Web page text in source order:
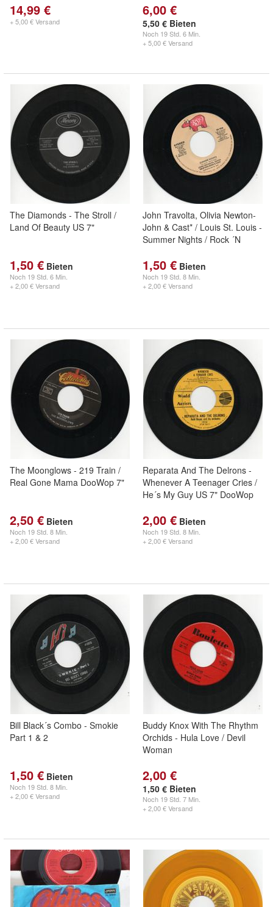
14,99 €
+ 5,00 € Versand
6,00 €
5,50 € Bieten
Noch 19 Std. 6 Min.
+ 5,00 € Versand
The Diamonds - The Stroll /
Land Of Beauty US 7"
1,50 € Bieten
Noch 19 Std. 6 Min.
+ 2,00 € Versand
John Travolta, Olivia Newton-
John & Cast* / Louis St. Louis -
Summer Nights / Rock ´N
1,50 € Bieten
Noch 19 Std. 8 Min.
+ 2,00 € Versand
The Moonglows - 219 Train /
Real Gone Mama DooWop 7"
2,50 € Bieten
Noch 19 Std. 8 Min.
+ 2,00 € Versand
Reparata And The Delrons -
Whenever A Teenager Cries /
He´s My Guy US 7" DooWop
2,00 € Bieten
Noch 19 Std. 8 Min.
+ 2,00 € Versand
Bill Black´s Combo - Smokie
Part 1 & 2
1,50 € Bieten
Noch 19 Std. 8 Min.
+ 2,00 € Versand
Buddy Knox With The Rhythm
Orchids - Hula Love / Devil
Woman
2,00 €
1,50 € Bieten
Noch 19 Std. 7 Min.
+ 2,00 € Versand